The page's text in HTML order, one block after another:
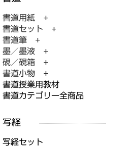
書道用紙 +
書道セット +
書道筆 +
墨／墨液 +
硯／硯箱 +
書道小物 +
書道授業用教材
書道カテゴリー全商品
写経セット